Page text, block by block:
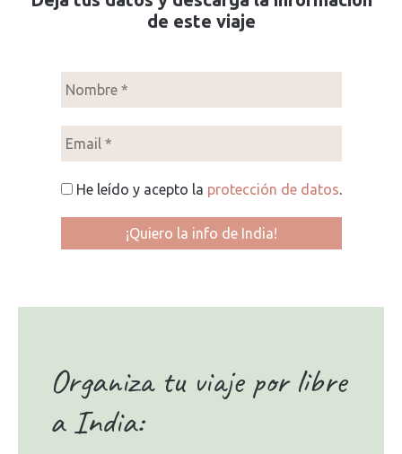
de este viaje
He leído y acepto la protección de datos.
Organiza tu viaje por libre
a India: